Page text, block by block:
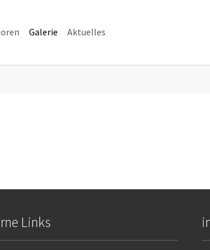
Galerie Aktuelles
Links